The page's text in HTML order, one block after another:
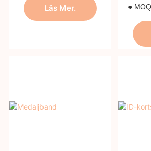
Läs Mer.
●